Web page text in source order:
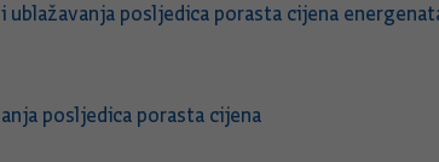
posljedica porasta cijena
posljedica porasta cijena